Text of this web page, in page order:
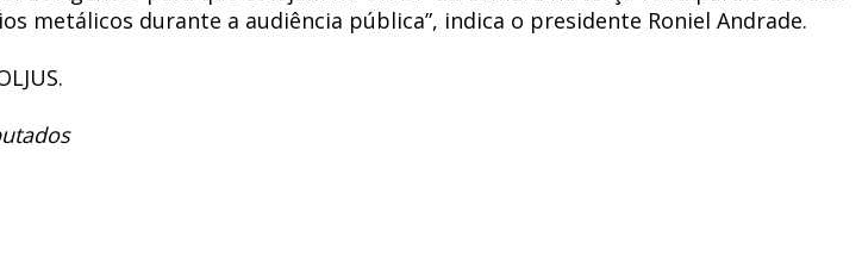
metálicos durante a audiência pública”, indica o presidente Roniel Andrade.